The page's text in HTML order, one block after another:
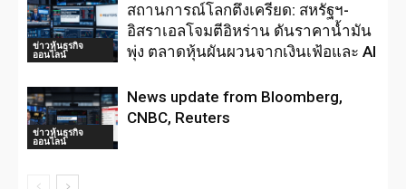
ข่าวหุ้นธุรกิจ
ออนไลน์
สถานการณ์โลกตึงเครียด: สหรัฐฯ-
อิสราเอลโจมตีอิหร่าน ดันราคาน้ำมัน
พุ่ง ตลาดหุ้นผันผวนจากเงินเฟ้อและ AI
ข่าวหุ้นธุรกิจ
ออนไลน์
News update from Bloomberg,
CNBC, Reuters